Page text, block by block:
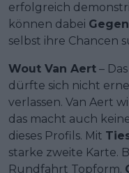
erfolgreich
können dabei
selbst ihre Chancen
Wout Van Aert – Das
dürfte sich nicht
verlassen. Van Aert
das macht auch
dieses Profils. Mit
starke zweite Karte.
Rundfahrt Topform.